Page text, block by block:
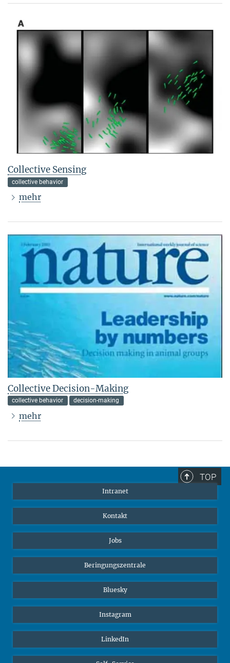
Collective Sensing
collective behavior
mehr
Collective Decision-Making
collective behavior decision-making
mehr
TOP
Intranet
Kontakt
Jobs
Beringungszentrale
Bluesky
Instagram
LinkedIn